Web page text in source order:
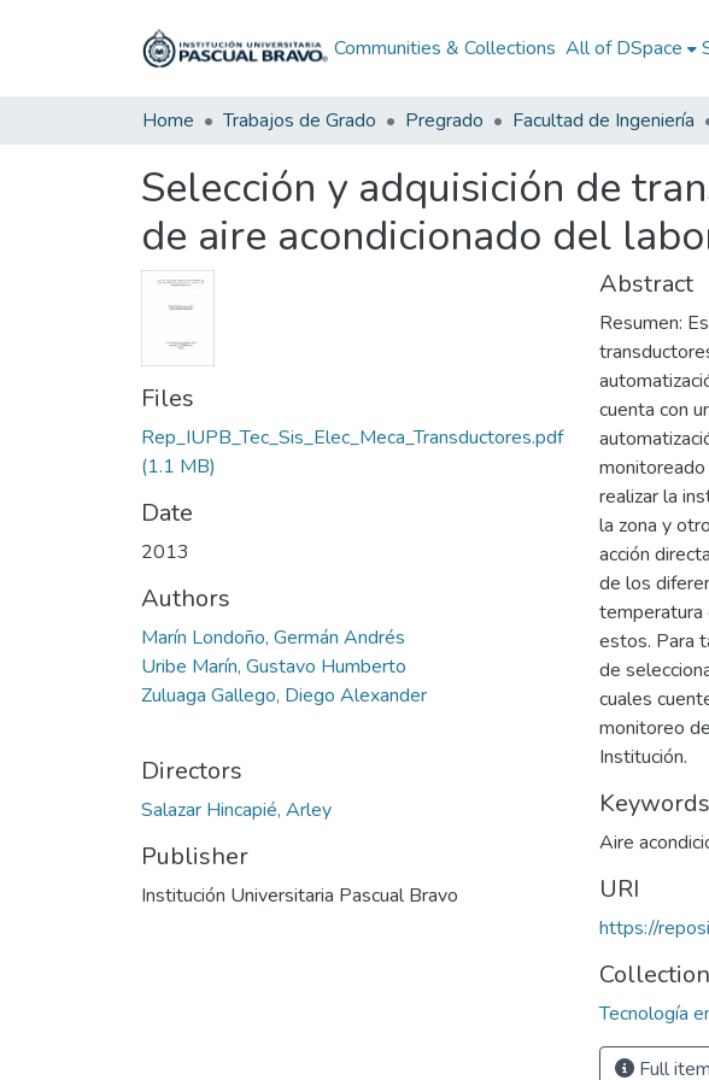
Communities & Collections All of DSpace
Home Trabajos de Grado Pregrado Facultad de Ingeniería
Selección y adquisición de
de aire acondicionado del
Files
Rep_IUPB_Tec_Sis_Elec_Meca_Transductores.pdf
(1.1 MB)
Date
2013
Authors
Marín Londoño, Germán Andrés
Uribe Marín, Gustavo Humberto
Zuluaga Gallego, Diego Alexander
Directors
Salazar Hincapié, Arley
Publisher
Institución Universitaria Pascual Bravo
Abstract
Resumen:
cuenta con
realizar la
la zona y
acción
de los
temperatura
estos. Para
de
cuales
monitoreo
Institución.
Keywords
Aire
URI
https://
Tecnología
Full